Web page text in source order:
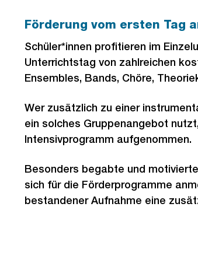
Förderung vom ersten Tag
Schüler*innen profitieren im
Unterrichtstag von zahlreichen
Ensembles, Bands, Chöre,
Wer zusätzlich zu einer
ein solches Gruppenangebot
Intensivprogramm aufgenommen.
Besonders begabte und
sich für die Förderprogramme
bestandener Aufnahme eine